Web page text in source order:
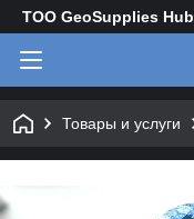
TOO GeoSupplies Hub
Товары и услуги